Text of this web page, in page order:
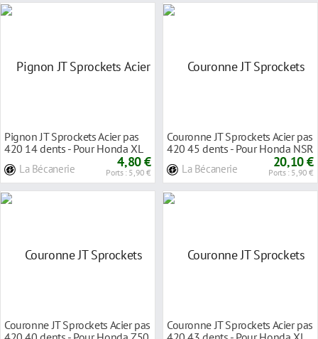
Pignon JT Sprockets Acier pas
420 14 dents - Pour Honda XL
La Bécanerie 4,80 €
Ports : 5,90 €
Couronne JT Sprockets Acier pas
420 45 dents - Pour Honda NSR
La Bécanerie 20,10 €
Ports : 5,90 €
Couronne JT Sprockets Acier pas
Couronne JT Sprockets Acier pas